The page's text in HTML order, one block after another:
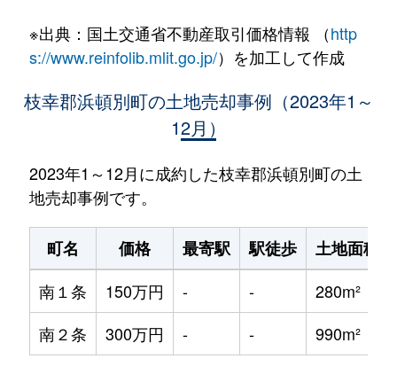
※出典：国土交通省不動産取引価格情報 （http
s://www.reinfolib.mlit.go.jp/）を加工して作成
枝幸郡浜頓別町の土地売却事例（2023年1～
12月）
2023年1～12月に成約した枝幸郡浜頓別町の土
地売却事例です。
町名 価格 最寄駅 駅徒歩
土地面積
南１条
150万円 - -
280m²
南２条
300万円 - - 990m²